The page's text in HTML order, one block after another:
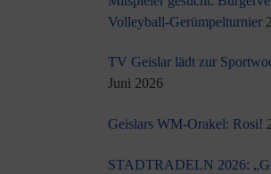
Volleyball-Gerümpelturnier
TV Geislar lädt zur
Juni 2026
Geislars WM-Orakel: Rosi!
STADTRADELN 2026: